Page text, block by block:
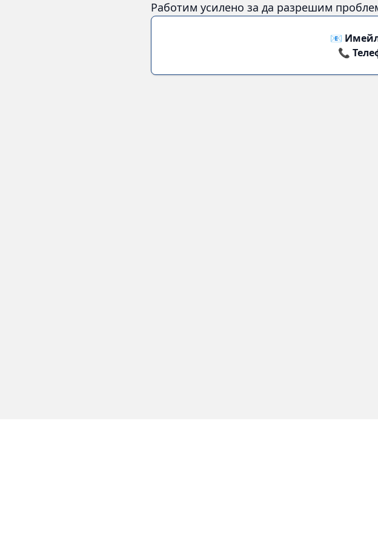
Работим усилено за да разрешим
📧
📞